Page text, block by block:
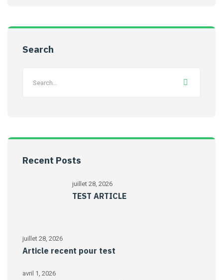
Search
Recent Posts
juillet 28, 2026
TEST ARTICLE
juillet 28, 2026
Article recent pour test
avril 1, 2026